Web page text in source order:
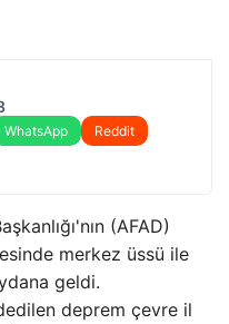
WhatsApp
Reddit
(AFAD)
merkez üssü ile
geldi.
deprem çevre il